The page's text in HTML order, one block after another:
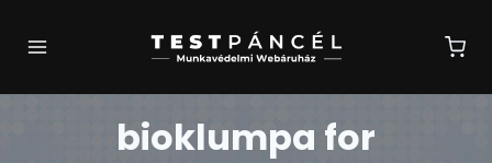
bioklumpa for